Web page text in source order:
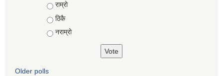
Choices
राम्रो
ठिकै
नराम्रो
Older polls